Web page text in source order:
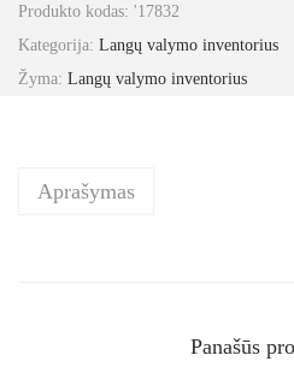
Produkto kodas: '17832
Kategorija: Langų valymo inventorius
Žyma: Langų valymo inventorius
Aprašymas
Panašūs